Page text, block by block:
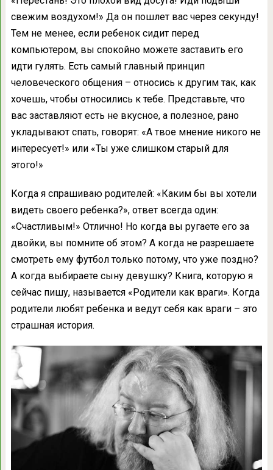
свежим воздухом!» Да он пошлет вас через секунду!
Тем не менее, если ребенок сидит перед
компьютером, вы спокойно можете заставить его
идти гулять. Есть самый главный принцип
человеческого общения – относись к другим так, как
хочешь, чтобы относились к тебе. Представьте, что
вас заставляют есть не вкусное, а полезное, рано
укладывают спать, говорят: «А твое мнение никого не
интересует!» или «Ты уже слишком старый для
этого!»
Когда я спрашиваю родителей: «Каким бы вы хотели
видеть своего ребенка?», ответ всегда один:
«Счастливым!» Отлично! Но когда вы ругаете его за
двойки, вы помните об этом? А когда не разрешаете
смотреть ему футбол только потому, что уже поздно?
А когда выбираете сыну девушку? Книга, которую я
сейчас пишу, называется «Родители как враги». Когда
родители любят ребенка и ведут себя как враги – это
страшная история.